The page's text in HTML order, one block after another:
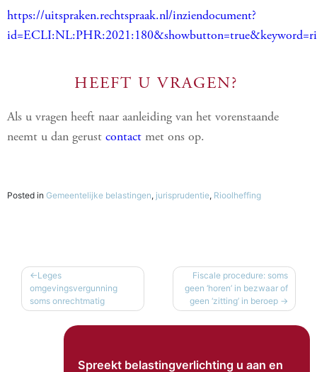
https://uitspraken.rechtspraak.nl/inziendocument?
HEEFT U VRAGEN?
Als u vragen heeft naar aanleiding van het vorenstaande
neemt u dan gerust contact met ons op.
Posted in Gemeentelijke belastingen, jurisprudentie, Rioolheffing
BERICHT
NAVIGATIE
Leges
omgevingsvergunning
soms onrechtmatig
Fiscale procedure: soms
geen ‘horen’ in bezwaar of
geen ‘zitting’ in beroep
Spreekt belastingverlichting u aan en